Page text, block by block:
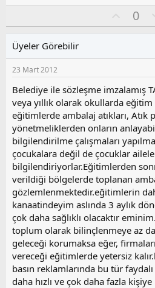
y
0
Üyeler Görebilir
23 Mart 2012
Belediye ile sözleşme imzalamış
veya yıllık olarak okullarda eğitim
eğitimlerde ambalaj atıkları, Atık
yönetmeliklerden onların
bilgilendirilme çalışmaları
çocukalara değil de çocuklar
bilgilendiriyorlar.Eğitimlerden
verildiği bölgelerde toplanan
gözlemlenmektedir.eğitimlerin
kanaatindeyim aslında 3 aylık
çok daha sağlıklı olacaktır
toplum olarak bilinçlenmeye az
geleceği korumaksa eğer,
vereceği eğitimlerde yetersiz
basın reklamlarında bu tür
daha hızlı ve çok daha fazla